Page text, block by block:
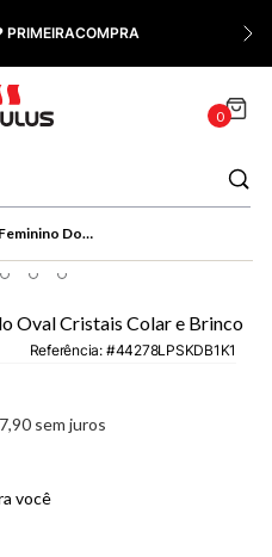
0
Kit Relógio Feminino Dourado Oval Cristais Colar e Brinco
Oval Cristais Colar e Brinco
Referência: 44278LPSKDB1K1
,90 sem juros
você